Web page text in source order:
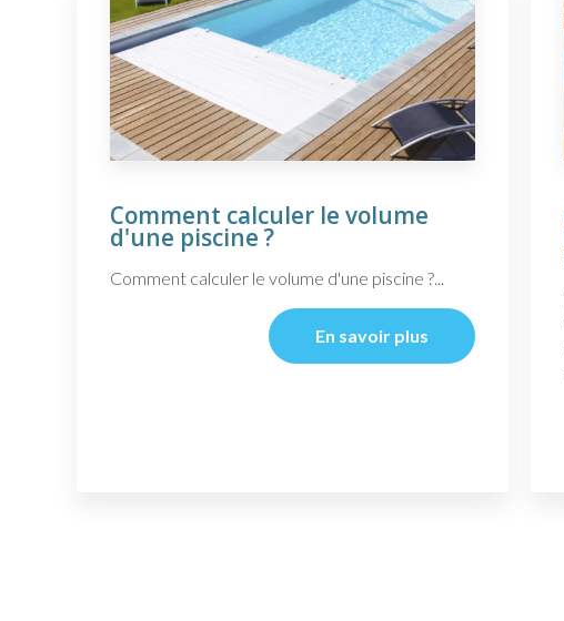
Comment calculer le volume
d'une piscine ?
Comment calculer le volume d'une piscine ?...
En savoir plus